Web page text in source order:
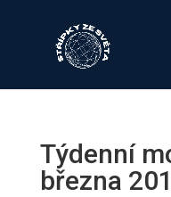
Týdenní
března